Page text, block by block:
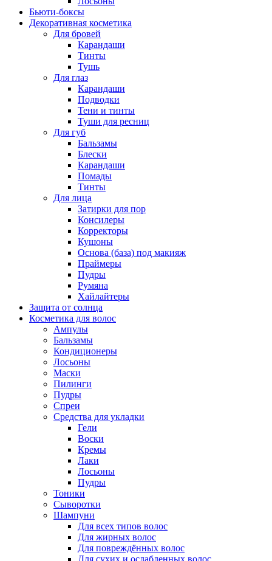
Бьюти-боксы
Декоративная косметика
Для бровей
Карандаши
Тинты
Тушь
Для глаз
Карандаши
Подводки
Тени и тинты
Туши для ресниц
Для губ
Бальзамы
Блески
Карандаши
Помады
Тинты
Для лица
Затирки для пор
Консилеры
Корректоры
Кушоны
Основа (база) под макияж
Праймеры
Пудры
Румяна
Хайлайтеры
Защита от солнца
Косметика для волос
Ампулы
Бальзамы
Кондиционеры
Лосьоны
Маски
Пилинги
Пудры
Спреи
Средства для укладки
Гели
Воски
Кремы
Лаки
Лосьоны
Пудры
Тоники
Сыворотки
Шампуни
Для всех типов волос
Для жирных волос
Для повреждённых волос